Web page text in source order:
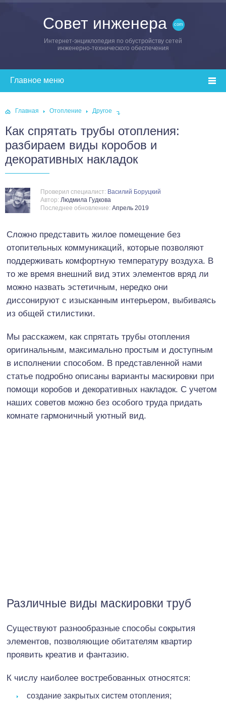
Совет инженера
Интернет-энциклопедия по обустройству сетей
инженерно-технического обеспечения
Главная Отопление Другое
Как спрятать трубы отопления:
разбираем виды коробов и
декоративных накладок
Проверил специалист: Василий Боруцкий
Автор: Людмила Гудкова
Последнее обновление: Апрель 2019
Сложно представить жилое помещение без
отопительных коммуникаций, которые позволяют
поддерживать комфортную температуру воздуха. В
то же время внешний вид этих элементов вряд ли
можно назвать эстетичным, нередко они
диссонируют с изысканным интерьером, выбиваясь
из общей стилистики.
Мы расскажем, как спрятать трубы отопления
оригинальным, максимально простым и доступным
в исполнении способом. В представленной нами
статье подробно описаны варианты маскировки при
помощи коробов и декоративных накладок. С учетом
наших советов можно без особого труда придать
комнате гармоничный уютный вид.
Различные виды маскировки труб
Существуют разнообразные способы сокрытия
элементов, позволяющие обитателям квартир
проявить креатив и фантазию.
К числу наиболее востребованных относятся:
создание закрытых систем отопления;